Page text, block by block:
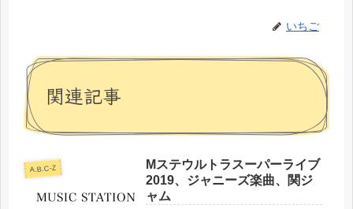
いちご
関連記事
A.B.C-Z
Mステウルトラスーパーライブ
2019、ジャニーズ楽曲、関ジ
ャム